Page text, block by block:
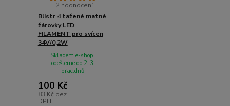
2 hodnocení
Blistr 4 tažené matné
žárovky LED
FILAMENT pro svícen
34V/0,2W
100 Kč
83 Kč bez
DPH
Skladem e-shop,
odešleme do 2-3
prac.dnů